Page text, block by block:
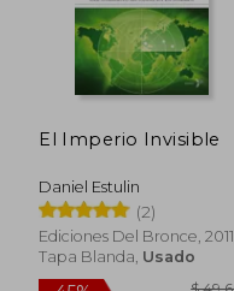
El Imperio Invisible
Daniel Estulin
(2)
Ediciones Del Bronce, 2011,
Tapa Blanda, Usado